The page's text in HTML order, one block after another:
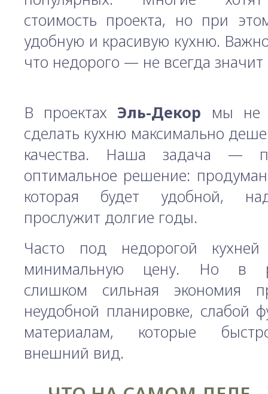
стоимость проекта, но при
удобную и красивую кухню.
что недорого — не всегда
В проектахЭль-Декор мы не
сделать кухню максимально
качества. Наша задача —
оптимальное решение:
которая будет удобной,
прослужит долгие годы.
Часто под недорогой
минимальную цену. Но в
слишком сильная экономия
неудобной планировке, слабой
материалам, которые
внешний вид.